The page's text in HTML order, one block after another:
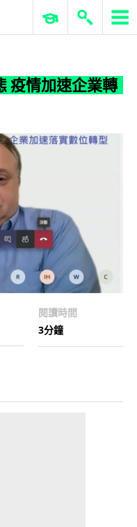
疫情加速企業轉型
ERP 與商業 AI
疫情加速企業轉
閱讀時間
3分鐘